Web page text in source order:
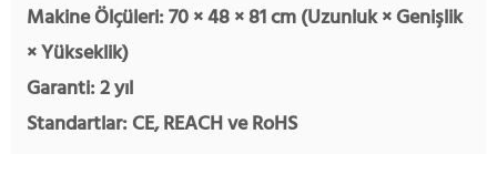
Makine Ölçüleri: 70 × 48 × 81 cm (Uzunluk × Genişlik
× Yükseklik)
Garanti: 2 yıl
Standartlar: CE, REACH ve RoHS